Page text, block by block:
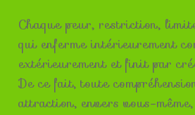
Chaque peur, restriction,
qui enferme intérieurement
extérieurement et finit par
De ce fait, toute
attraction, envers vous-